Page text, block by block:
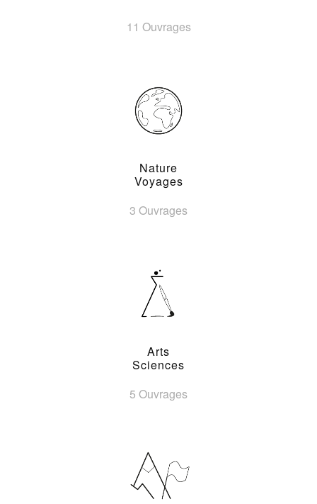
11 Ouvrages
Nature
Voyages
3 Ouvrages
Arts
Sciences
5 Ouvrages